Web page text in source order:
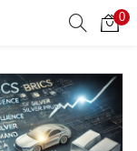
0
サーチ